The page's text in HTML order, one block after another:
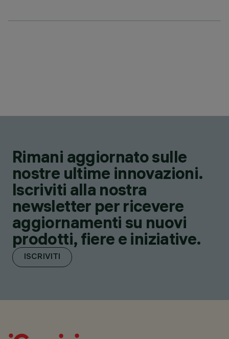
Rimani aggiornato sulle
nostre ultime innovazioni.
Iscriviti alla nostra
newsletter per ricevere
aggiornamenti su nuovi
prodotti, fiere e iniziative.
ISCRIVITI